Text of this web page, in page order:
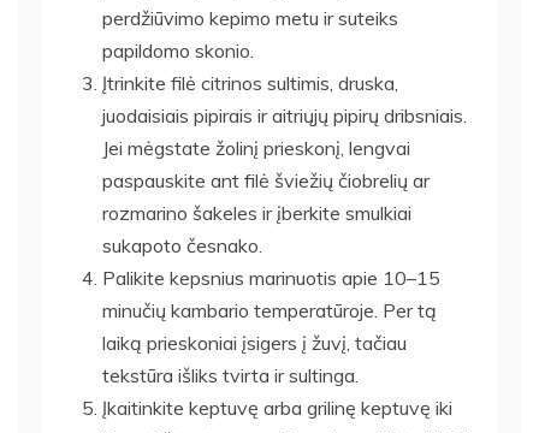
perdžiūvimo kepimo metu ir suteiks
papildomo skonio.
Įtrinkite filė citrinos sultimis, druska,
juodaisiais pipirais ir aitriųjų pipirų dribsniais.
Jei mėgstate žolinį prieskonį, lengvai
paspauskite ant filė šviežių čiobrelių ar
rozmarino šakeles ir įberkite smulkiai
sukapoto česnako.
Palikite kepsnius marinuotis apie 10–15
minučių kambario temperatūroje. Per tą
laiką prieskoniai įsigers į žuvį, tačiau
tekstūra išliks tvirta ir sultinga.
Įkaitinkite keptuvę arba grilinę keptuvę iki